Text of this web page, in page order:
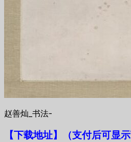
赵善灿_书法-
【下载地址】
（支付后可显